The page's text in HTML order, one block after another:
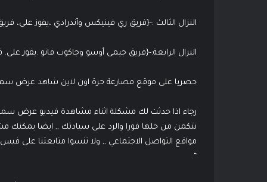
النزال الثالث :-{فريق ري فينيكس وأندرادي ،يفوز على،
النزال الرابعة:-{فريق جيمى أوسو وجاكوب فاتو .يفوز
حصريا على موقع مصارعة حرة اون لاين شاهد عرض سماك داون
رجاء اذا حدثت لك مشكلة اثناء مشاهدة فيديو عرض
نتكمن من حلها فورا والرد على سيادتك ,, ايضا يمكنك
مواقع التواصل الاجتماعي ,, ولا تنسوا متابعتنا على
“.